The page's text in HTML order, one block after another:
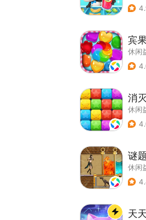
宾
休闲
消
休闲
谜
休闲
天